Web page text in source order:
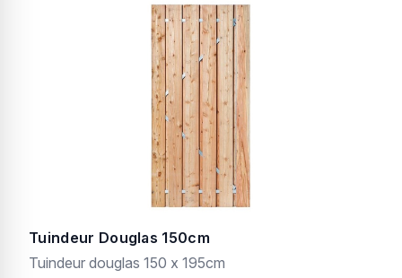
Tuindeur Douglas 150cm
Tuindeur douglas 150 x 195cm